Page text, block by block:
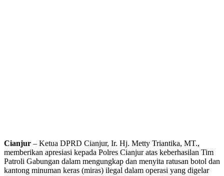
Cianjur – Ketua DPRD Cianjur, Ir. Hj. Metty Triantika, MT.,
memberikan apresiasi kepada Polres Cianjur atas keberhasilan Tim
Patroli Gabungan dalam mengungkap dan menyita ratusan botol dan
kantong minuman keras (miras) ilegal dalam operasi yang digelar